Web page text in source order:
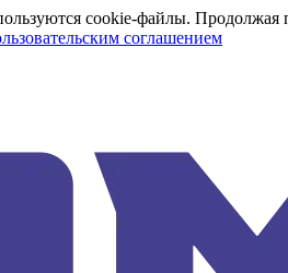
cookie-файлы. Продолжая
соглашением